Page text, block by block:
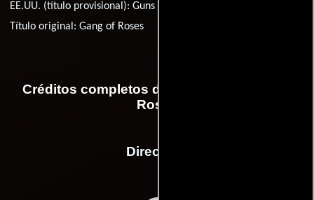
EE.UU. (título provisional):Guns and Roses
Título original:Gang of Roses
Créditos completos de la película Gang of
Roses
Dirección